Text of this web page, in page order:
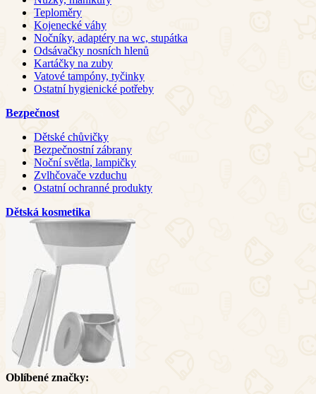
Teploměry
Kojenecké váhy
Nočníky, adaptéry na wc, stupátka
Odsávačky nosních hlenů
Kartáčky na zuby
Vatové tampóny, tyčinky
Ostatní hygienické potřeby
Bezpečnost
Dětské chůvičky
Bezpečnostní zábrany
Noční světla, lampičky
Zvlhčovače vzduchu
Ostatní ochranné produkty
Dětská kosmetika
Oblíbené značky: